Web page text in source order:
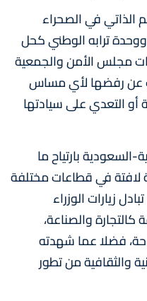
الذاتي في الصحراء
ترابه الوطني كحل
مجلس الأمن والجمعية
عن رفضها لأي مساس
أو التعدي على سيادتها
السعودية بارتياح ما
لافتة في قطاعات مختلفة
زيارات الوزراء
والصناعة،
فضلا عما شهدته
والثقافية من تطور